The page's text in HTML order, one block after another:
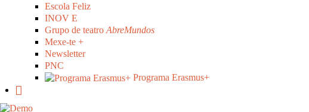
Escola Feliz
INOV E
Grupo de teatro AbreMundos
Mexe-te +
Newsletter
PNC
Programa Erasmus+